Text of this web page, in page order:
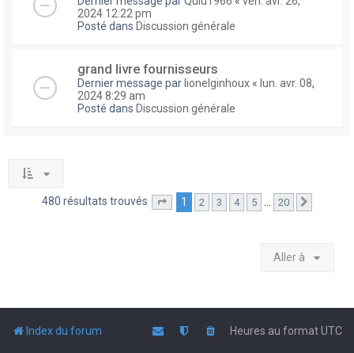
2024 12:22 pm
Posté dans Discussion générale
grand livre fournisseurs
Dernier message par lionelginhoux « lun. avr. 08,
2024 8:29 am
Posté dans Discussion générale
480 résultats trouvés Page sur20
1 2 3 4 5 … 20
Aller à
Index du forum Heures au formatUTC